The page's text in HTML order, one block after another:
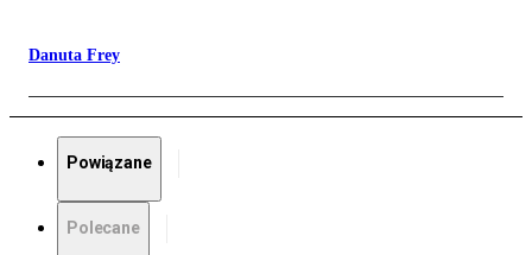
Danuta Frey
Powiązane
Polecane